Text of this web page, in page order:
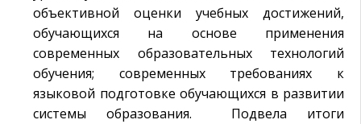
объективной оценки учебных достижений,
обучающихся на основе применения
современных образовательных технологий
обучения; современных требованиях к
языковой подготовке обучающихся в развитии
системы образования. Подвела итоги